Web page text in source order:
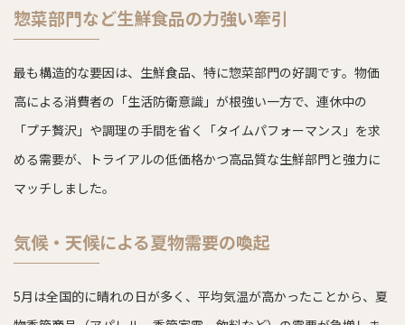
惣菜部門など生鮮食品の力強い牽引
最も構造的な要因は、生鮮食品、特に惣菜部門の好調です。物価
高による消費者の「生活防衛意識」が根強い一方で、連休中の
「プチ贅沢」や調理の手間を省く「タイムパフォーマンス」を求
める需要が、トライアルの低価格かつ高品質な生鮮部門と強力に
マッチしました。
気候・天候による夏物需要の喚起
5月は全国的に晴れの日が多く、平均気温が高かったことから、夏